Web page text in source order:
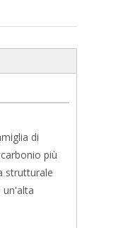
di
più
strutturale
un'alta